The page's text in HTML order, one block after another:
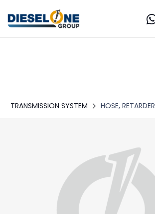
TRANSMISSION SYSTEM HOSE, RETARDER